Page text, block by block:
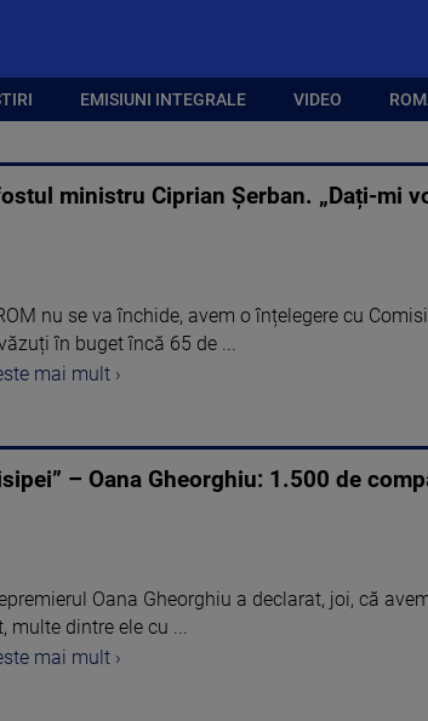
EMISIUNI INTEGRALE VIDEO
ministru Ciprian Șerban. „Dați-mi
nu se va închide, avem o înțelegere cu
în buget încă 65 de ...
mai mult ›
– Oana Gheorghiu: 1.500 de
Oana Gheorghiu a declarat, joi, că
multe dintre ele cu ...
mai mult ›